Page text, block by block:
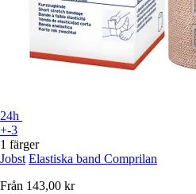
24h
+-3
1 färger
Jobst Elastiska band Comprilan
Från 143,00 kr